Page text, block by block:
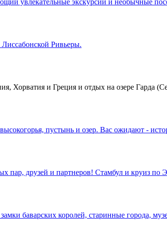
Ривьеры.
Хорватия и Греция и отдых на озере Гарда
пустынь и озер. Вас ожидают -
пар, друзей и партнеров! Стамбул и круиз
баварских королей, старинные города,